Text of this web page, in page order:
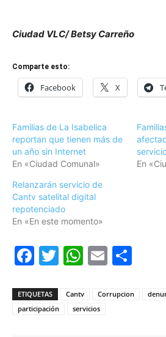
Ciudad VLC/ Betsy Carreño
Comparte esto:
Facebook X
Familias de La Isabelica
reportan que tienen más de
un año sin Internet
En «Ciudad Comunal»
En
Relanzarán servicio de
Cantv satelital digital
repotenciado
En «En este momento»
Facebook
TwitterEmail
ETIQUETAS Cantv Corrupcion
participación
servicios